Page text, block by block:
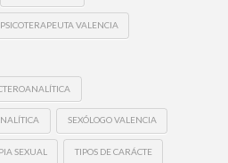
PSICOTERAPEUTA VALENCIA
SEXÓLOGO VALENCIA
SEXUAL TIPOS DE CARÁCTE